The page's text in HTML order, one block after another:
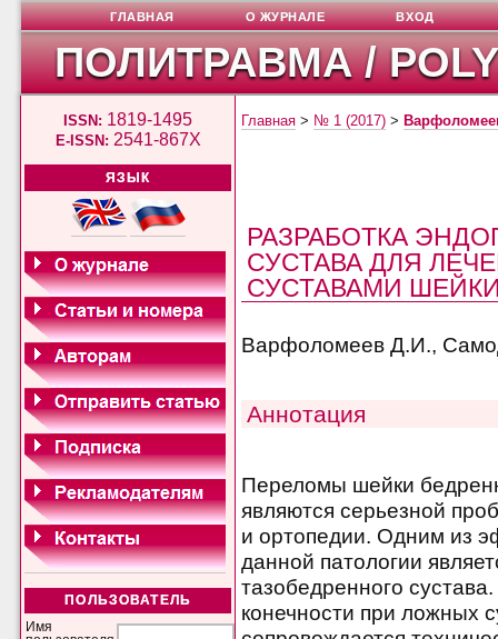
ПОЛИТРАВМА /
ISSN: 1819-1495
E-ISSN: 2541-867X
ЯЗЫК
ПОЛЬЗОВАТЕЛЬ
Имя
ГЛАВНАЯ О ЖУРНАЛЕ ВХОД
Главная > № 1 (2017) >
РАЗРАБОТКА
СУСТАВА ДЛЯ
СУСТАВАМИ
Варфоломеев Д.И.,
Аннотация
Переломы шейки
являются серьезной
и ортопедии. Одним из
данной патологии
тазобедренного
конечности при ложных